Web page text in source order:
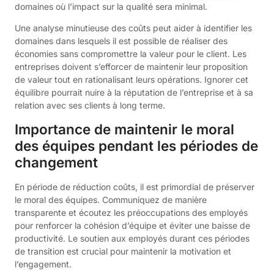
domaines où l’impact sur la qualité sera minimal.
Une analyse minutieuse des coûts peut aider à identifier les
domaines dans lesquels il est possible de réaliser des
économies sans compromettre la valeur pour le client. Les
entreprises doivent s’efforcer de maintenir leur proposition
de valeur tout en rationalisant leurs opérations. Ignorer cet
équilibre pourrait nuire à la réputation de l’entreprise et à sa
relation avec ses clients à long terme.
Importance de maintenir le moral
des équipes pendant les périodes de
changement
En période de réduction coûts, il est primordial de préserver
le moral des équipes. Communiquez de manière
transparente et écoutez les préoccupations des employés
pour renforcer la cohésion d’équipe et éviter une baisse de
productivité. Le soutien aux employés durant ces périodes
de transition est crucial pour maintenir la motivation et
l’engagement.